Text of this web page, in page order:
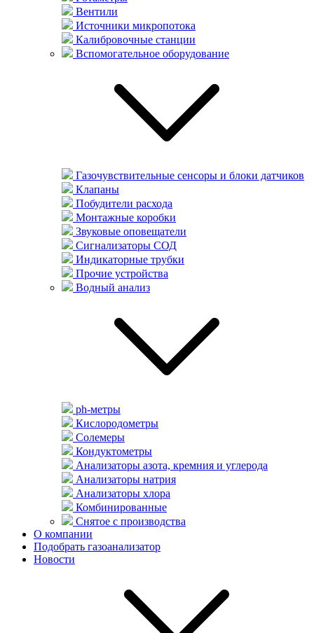
Вентили
Источники микропотока
Калибровочные станции
Вспомогательное оборудование
Газочувствительные сенсоры и блоки датчиков
Клапаны
Побудители расхода
Монтажные коробки
Звуковые оповещатели
Сигнализаторы СОД
Индикаторные трубки
Прочие устройства
Водный анализ
ph-метры
Кислородометры
Солемеры
Кондуктометры
Анализаторы азота, кремния и углерода
Анализаторы натрия
Анализаторы хлора
Комбинированные
Снятое с производства
О компании
Подобрать газоанализатор
Новости